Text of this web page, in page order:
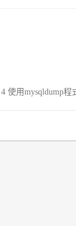
4 使用mysqldump程